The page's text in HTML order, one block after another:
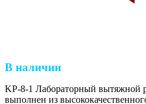
В наличии
KP-8-1 Лабораторный вытяжной
выполнен из